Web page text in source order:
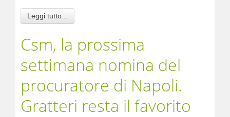
Leggi tutto...
Csm, la prossima
settimana nomina del
procuratore di Napoli.
Gratteri resta il favorito